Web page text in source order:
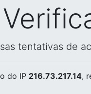
tentativas de
do IP 216.73.217.14,